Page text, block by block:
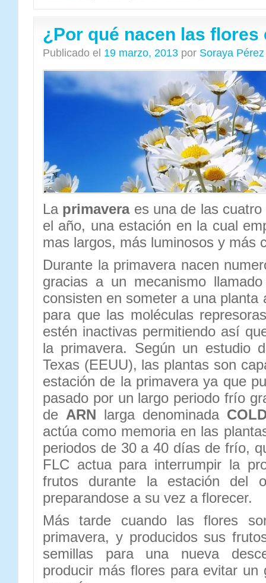
¿Por qué nacen las flores
Publicado el 19 marzo, 2013 por Soraya Pérez
La primaveraes una de las cuatro
el año, una estación en la cual
mas largos, más luminosos y más
Durante la primavera nacen
gracias a un mecanismo
consisten en someter a una planta
para que las moléculas
estén inactivas permitiendo así
la primavera. Según un estudio
Texas (EEUU), las plantas son
estación de la primavera ya que
pasado por un largo periodo frío
de ARN larga denominada
actúa como memoria en las
periodos de 30 a 40 días de frío,
FLC actua para interrumpir la
frutos durante la estación del
preparandose a su vez a florecer.
Más tarde cuando las flores
primavera, y producidos sus
semillas para una nueva
producir más flores para evitar un